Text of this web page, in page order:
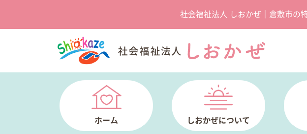
社会福祉法人 しおかぜ｜倉敷市の
ホーム しおかぜについて